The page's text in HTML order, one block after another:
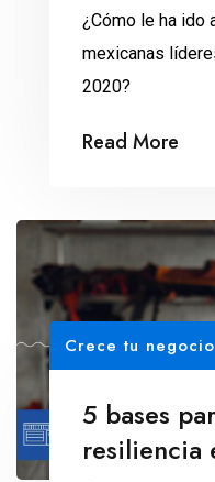
¿Cómo le ha ido
mexicanas
2020?
Read More
Crece tu negocio
5 bases
resiliencia